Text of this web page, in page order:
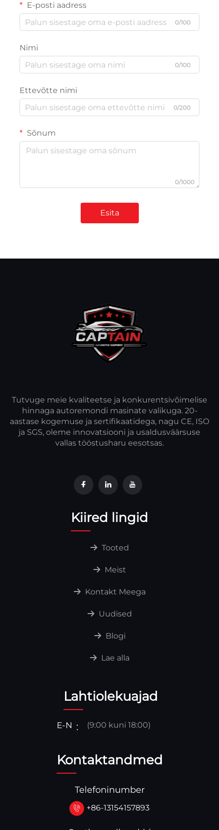
E-posti aadress
0/100
Nimi
0/100
Ettevõtte nimi
0/200
Sõnum
0/1000
Esita
Tutvuge meie kvaliteetse ja konkurentsivõimelise
hinnaga autoremondi masinate valikuga. 20-
aastase kogemuse ja sertifikaatidega, nagu CE, ISO
ja SGS, oleme innovatsiooni ja usaldusväärsuse
vallas tööstusharu eesotsas.
Kiired lingid
Tooted
Meist
Kontakt Meega
Uudised
Blogi
Lae alla
Lahtiolekuajad
E-N (9:00 kuni 18:00)
Kontaktandmed
Telefoninumber
+86-13154157893